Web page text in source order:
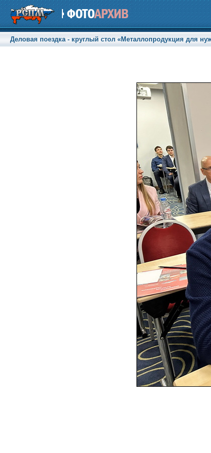
Деловая поездка - круглый стол «Металлопродукция для